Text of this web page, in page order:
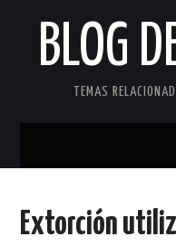
BLOG
TEMAS
ACERCA DE…
Extorción